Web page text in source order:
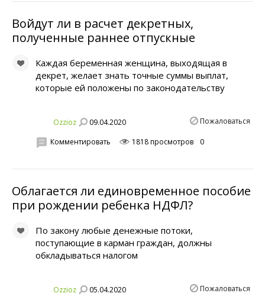
Войдут ли в расчет декретных,
полученные раннее отпускные
Каждая беременная женщина, выходящая в
декрет, желает знать точные суммы выплат,
которые ей положены по законодательству
Ozzioz 09.04.2020 Пожаловаться
Комментировать 1818 просмотров 0
Облагается ли единовременное пособие
при рождении ребенка НДФЛ?
По закону любые денежные потоки,
поступающие в карман граждан, должны
обкладываться налогом
Ozzioz 05.04.2020 Пожаловаться